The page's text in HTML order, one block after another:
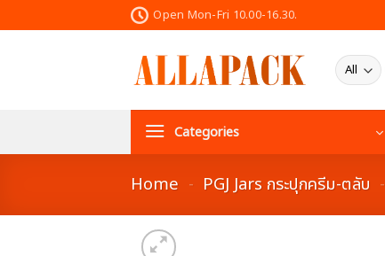
to
Open Mon-Fri 10.00-16.30.
Categories
Home - PGJ Jars กระปุกครีม-ตลับ -